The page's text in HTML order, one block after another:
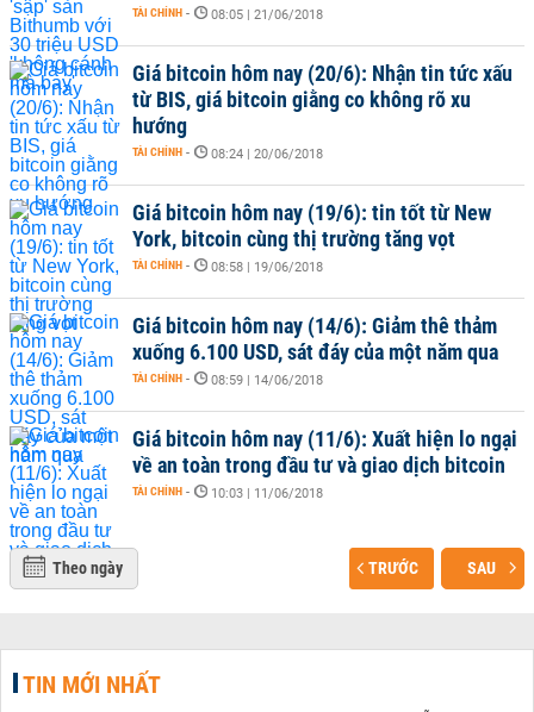
TÀI CHÍNH - 08:05 | 21/06/2018
Giá bitcoin hôm nay (20/6): Nhận tin tức xấu
từ BIS, giá bitcoin giằng co không rõ xu
hướng
TÀI CHÍNH - 08:24 | 20/06/2018
Giá bitcoin hôm nay (19/6): tin tốt từ New
York, bitcoin cùng thị trường tăng vọt
TÀI CHÍNH - 08:58 | 19/06/2018
Giá bitcoin hôm nay (14/6): Giảm thê thảm
xuống 6.100 USD, sát đáy của một năm qua
TÀI CHÍNH - 08:59 | 14/06/2018
Giá bitcoin hôm nay (11/6): Xuất hiện lo ngại
về an toàn trong đầu tư và giao dịch bitcoin
TÀI CHÍNH - 10:03 | 11/06/2018
Theo ngày TRƯỚC SAU
TIN MỚI NHẤT